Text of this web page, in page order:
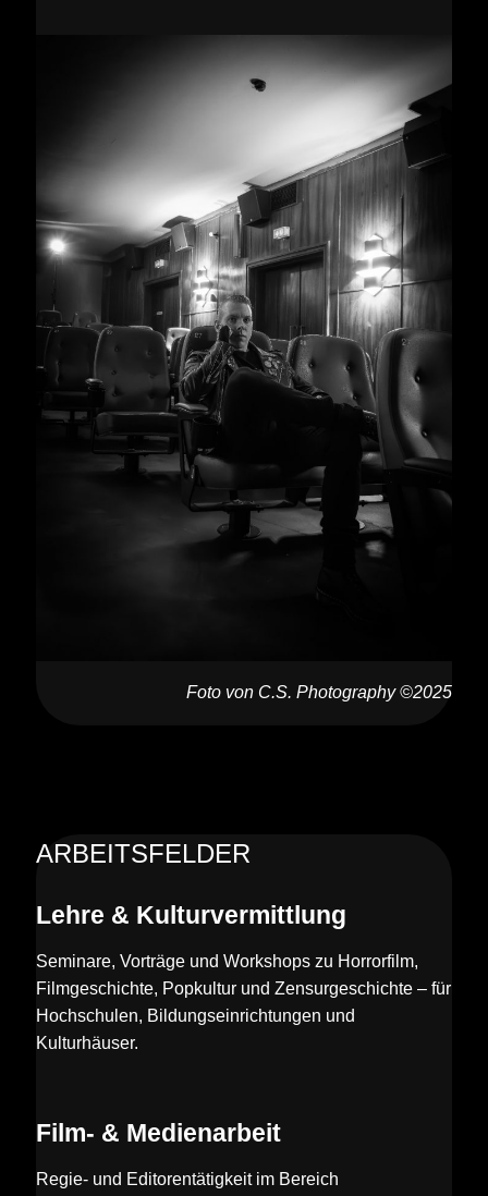
Foto von C.S. Photography ©2025
ARBEITSFELDER
Lehre & Kulturvermittlung
Seminare, Vorträge und Workshops zu Horrorfilm,
Filmgeschichte, Popkultur und Zensurgeschichte – für
Hochschulen, Bildungseinrichtungen und
Kulturhäuser.
Film- & Medienarbeit
Regie- und Editorentätigkeit im Bereich